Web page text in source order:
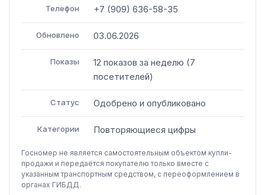
Телефон +7 (909) 636-58-35
Обновлено 03.06.2026
Показы 12 показов за неделю (7
посетителей)
Статус Одобрено и опубликовано
Категории Повторяющиеся цифры
Госномер не является самостоятельным объектом купли-
продажи и передаётся покупателю только вместе с
указанным транспортным средством, с переоформлением в
органах ГИБДД.